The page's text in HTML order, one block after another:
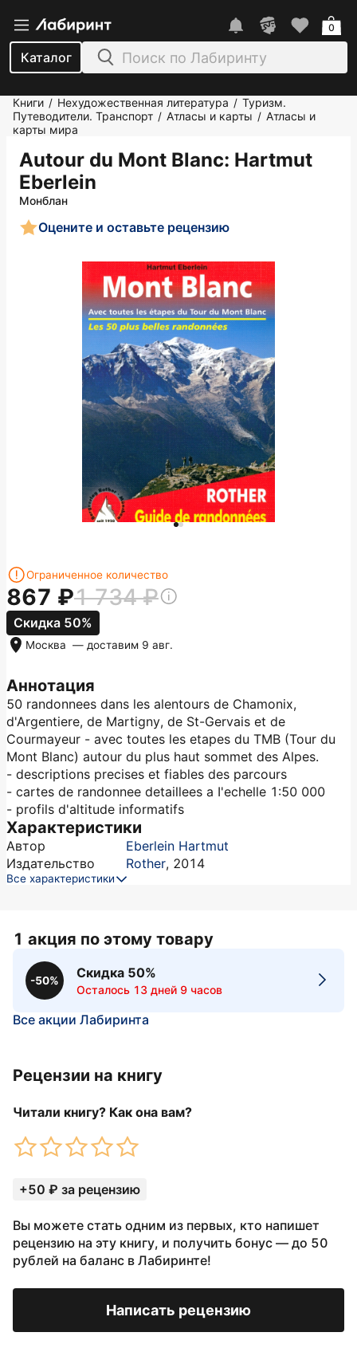
Каталог
0
Книги / Нехудожественная литература / Туризм.
Путеводители. Транспорт / Атласы и карты / Атласы и
карты мира
Autour du Mont Blanc: Hartmut
Eberlein
Монблан
Оцените и оставьте рецензию
Аннотация
50 randonnees dans les alentours de Chamonix,
d'Argentiere, de Martigny, de St-Gervais et de
Courmayeur - avec toutes les etapes du TMB (Tour du
Mont Blanc) autour du plus haut sommet des Alpes.
- descriptions precises et fiables des parcours
- cartes de randonnee detaillees a I'echelle 1:50 000
- profils d'altitude informatifs
Характеристики
Автор
Eberlein Hartmut
Издательство
Rother, 2014
Все характеристики
Ограниченное количество
867 1 734
Скидка 50%
Москва — доставим 9 авг.
1 акция по этому товару
-50%
Скидка 50%
Осталось 13 дней 9 часов
Все акции Лабиринта
Рецензии на книгу
Читали книгу? Как она вам?
+50 ₽ за рецензию
Вы можете стать одним из первых, кто напишет
рецензию на эту книгу, и получить бонус — до 50
рублей на баланс в Лабиринте!
Написать рецензию